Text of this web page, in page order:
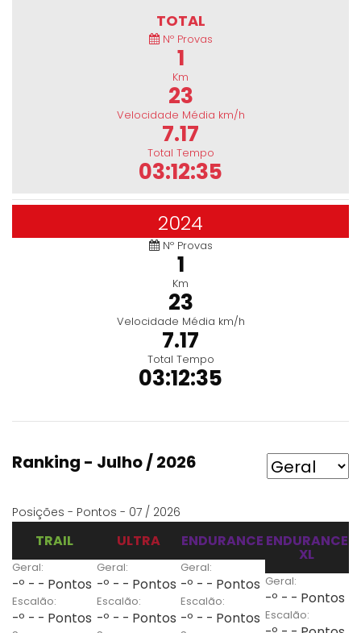
TOTAL
Nº Provas
1
Km
23
Velocidade Média km/h
7.17
Total Tempo
03:12:35
2024
Nº Provas
1
Km
23
Velocidade Média km/h
7.17
Total Tempo
03:12:35
Ranking - Julho / 2026
Posições - Pontos - 07 / 2026
TRAIL
Geral:
-º - - Pontos
Escalão:
-º - - Pontos
ULTRA
Geral:
-º - - Pontos
Escalão:
-º - - Pontos
ENDURANCE
Geral:
-º - - Pontos
Escalão:
-º - - Pontos
ENDURANCE
XL
Geral:
-º - - Pontos
Escalão: